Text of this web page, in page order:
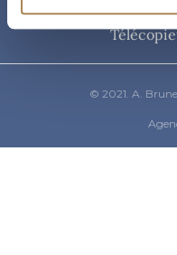
514-871-
© 2021. A.